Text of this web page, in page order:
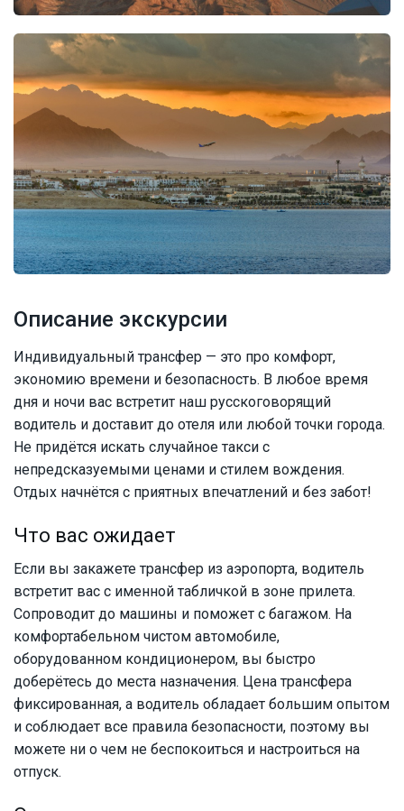
Описание экскурсии
Индивидуальный трансфер — это про комфорт,
экономию времени и безопасность. В любое время
дня и ночи вас встретит наш русскоговорящий
водитель и доставит до отеля или любой точки города.
Не придётся искать случайное такси с
непредсказуемыми ценами и стилем вождения.
Отдых начнётся с приятных впечатлений и без забот!
Что вас ожидает
Если вы закажете трансфер из аэропорта, водитель
встретит вас с именной табличкой в зоне прилета.
Сопроводит до машины и поможет с багажом. На
комфортабельном чистом автомобиле,
оборудованном кондиционером, вы быстро
доберётесь до места назначения. Цена трансфера
фиксированная, а водитель обладает большим опытом
и соблюдает все правила безопасности, поэтому вы
можете ни о чем не беспокоиться и настроиться на
отпуск.